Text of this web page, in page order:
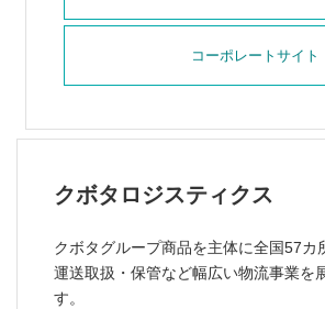
コーポレートサイト
クボタロジスティクス
クボタグループ商品を主体に全国57カ
運送取扱・保管など幅広い物流事業を
す。